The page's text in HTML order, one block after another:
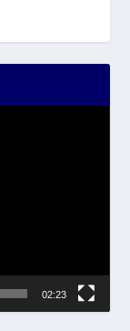
02:23